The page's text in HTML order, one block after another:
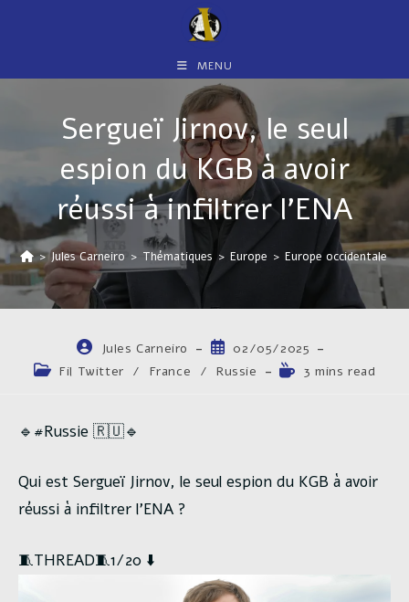
MENU
Sergueï Jirnov, le seul
espion du KGB à avoir
réussi à infiltrer l’ENA
> Jules Carneiro > Thématiques > Europe > Europe occidentale >
Auteur/autrice
de
la
Jules Carneiro
Publication
publiée :
02/05/2025
PostFil Twitter / France / Russie
Temps3 mins read
🔹#Russie 🇷🇺🔹
Qui est Sergueï Jirnov, le seul espion du KGB à avoir
réussi à infiltrer l’ENA ?
🧵THREAD🧵1/20 ⬇️